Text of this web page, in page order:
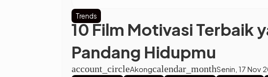
Trends
10 Film Motivasi Terbaik
Pandang Hidupmu
account_circleAkongcalendar_monthSenin, 17 Nov